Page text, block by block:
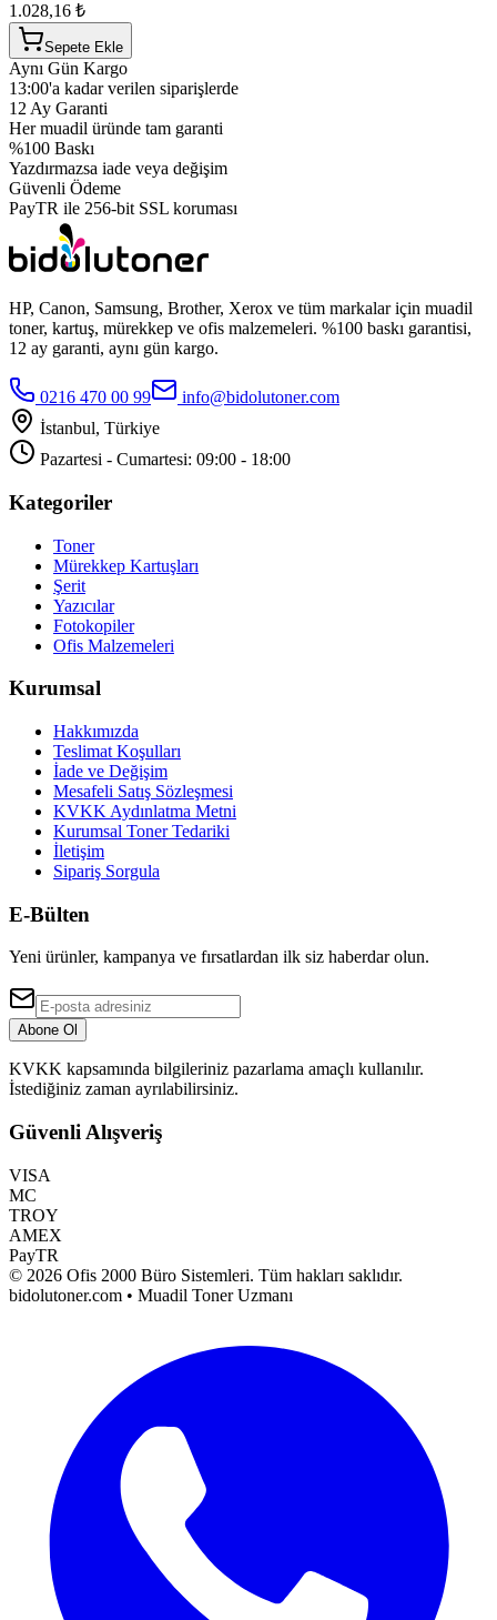
1.028,16 ₺
Sepete Ekle
Aynı Gün Kargo
13:00'a kadar verilen siparişlerde
12 Ay Garanti
Her muadil üründe tam garanti
%100 Baskı
Yazdırmazsa iade veya değişim
Güvenli Ödeme
PayTR ile 256-bit SSL koruması
HP, Canon, Samsung, Brother, Xerox ve tüm markalar için muadil
toner, kartuş, mürekkep ve ofis malzemeleri. %100 baskı garantisi,
12 ay garanti, aynı gün kargo.
0216 470 00 99
info@bidolutoner.com
İstanbul, Türkiye
Pazartesi - Cumartesi: 09:00 - 18:00
Kategoriler
Toner
Mürekkep Kartuşları
Şerit
Yazıcılar
Fotokopiler
Ofis Malzemeleri
Kurumsal
Hakkımızda
Teslimat Koşulları
İade ve Değişim
Mesafeli Satış Sözleşmesi
KVKK Aydınlatma Metni
Kurumsal Toner Tedariki
İletişim
Sipariş Sorgula
E-Bülten
Yeni ürünler, kampanya ve fırsatlardan ilk siz haberdar olun.
Abone Ol
KVKK kapsamında bilgileriniz pazarlama amaçlı kullanılır.
İstediğiniz zaman ayrılabilirsiniz.
Güvenli Alışveriş
VISA
MC
TROY
AMEX
PayTR
© 2026 Ofis 2000 Büro Sistemleri. Tüm hakları saklıdır.
bidolutoner.com • Muadil Toner Uzmanı